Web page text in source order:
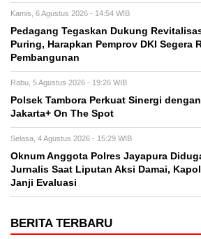
Kamis, 6 Agustus 2026 - 14:54 WIB
Pedagang Tegaskan Dukung
Puring, Harapkan Pemprov DKI Segera
Pembangunan
Rabu, 5 Agustus 2026 - 19:26 WIB
Polsek Tambora Perkuat Sinergi
Jakarta+ On The Spot
Selasa, 4 Agustus 2026 - 15:29 WIB
Oknum Anggota Polres Jayapura
Jurnalis Saat Liputan Aksi Damai,
Janji Evaluasi
BERITA TERBARU